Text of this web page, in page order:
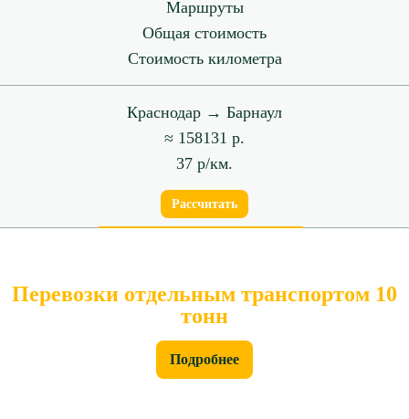
Маршруты
Общая стоимость
Стоимость километра
Краснодар → Барнаул
≈ 158131 р.
37 р/км.
Рассчитать
Перевозки отдельным транспортом 10
тонн
Подробнее